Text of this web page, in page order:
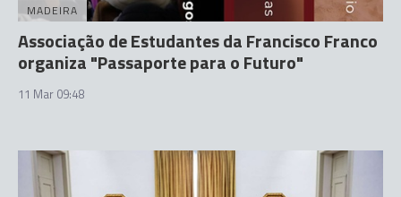
MADEIRA
Associação de Estudantes da Francisco Franco
organiza "Passaporte para o Futuro"
11 Mar 09:48